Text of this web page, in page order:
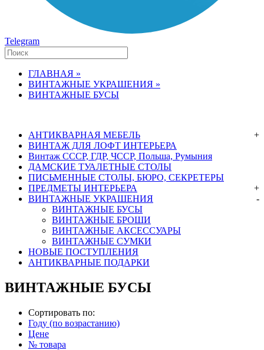
Telegram
ГЛАВНАЯ »
ВИНТАЖНЫЕ УКРАШЕНИЯ »
ВИНТАЖНЫЕ БУСЫ
АНТИКВАРНАЯ МЕБЕЛЬ
+
ВИНТАЖ ДЛЯ ЛОФТ ИНТЕРЬЕРА
Винтаж СССР, ГДР, ЧССР, Польша, Румыния
ДАМСКИЕ ТУАЛЕТНЫЕ СТОЛЫ
ПИСЬМЕННЫЕ СТОЛЫ, БЮРО, СЕКРЕТЕРЫ
ПРЕДМЕТЫ ИНТЕРЬЕРА
+
ВИНТАЖНЫЕ УКРАШЕНИЯ
-
ВИНТАЖНЫЕ БУСЫ
ВИНТАЖНЫЕ БРОШИ
ВИНТАЖНЫЕ АКСЕССУАРЫ
ВИНТАЖНЫЕ СУМКИ
НОВЫЕ ПОСТУПЛЕНИЯ
АНТИКВАРНЫЕ ПОДАРКИ
ВИНТАЖНЫЕ БУСЫ
Сортировать по:
Году (по возрастанию)
Цене
№ товара